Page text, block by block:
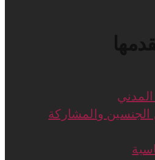
الجنسين والمشاركة